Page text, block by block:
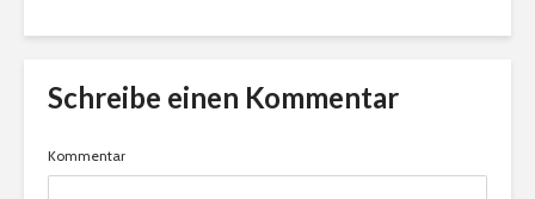
Schreibe einen Kommentar
Kommentar